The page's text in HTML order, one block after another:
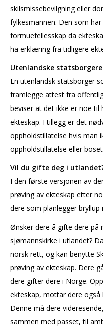
skilsmissebevilgning eller
fylkesmannen. Den som
formuefellesskap da
ha erklæring fra tidligere
Utenlandske statsborgere
En utenlandsk statsborger
framlegge attest fra
beviser at det ikke er noe
ekteskap. I tillegg er det
oppholdstillatelse hvis man
oppholdstillatelse eller
Vil du gifte deg i
I den første versjonen av
prøving av ekteskap etter
dere som planlegger bryllup
Ønsker dere å gifte dere på
sjømannskirke i utlandet?
norsk rett, og kan benytte
prøving av ekteskap. Dere
dere gifter dere i Norge.
ekteskap, mottar dere
Denne må dere
sammen med passet, til